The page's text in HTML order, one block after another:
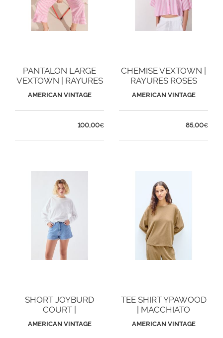
PANTALON LARGE
VEXTOWN | RAYURES
ROSES
AMERICAN VINTAGE
100,00€
CHEMISE VEXTOWN |
RAYURES ROSES
AMERICAN VINTAGE
85,00€
SHORT JOYBURD
COURT |
AUTHENTIQUE STONE
AMERICAN VINTAGE
TEE SHIRT YPAWOOD
| MACCHIATO
AMERICAN VINTAGE